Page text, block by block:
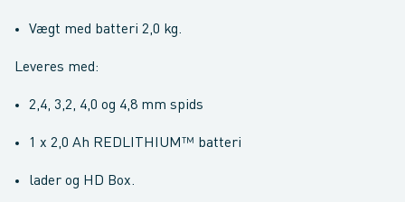
Vægt med batteri 2,0 kg.
Leveres med:
2,4, 3,2, 4,0 og 4,8 mm spids
1 x 2,0 Ah REDLITHIUM™ batteri
lader og HD Box.